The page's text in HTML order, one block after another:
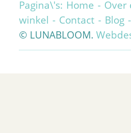
Pagina\'s: Home - Over
winkel - Contact - Blog
© LUNABLOOM.